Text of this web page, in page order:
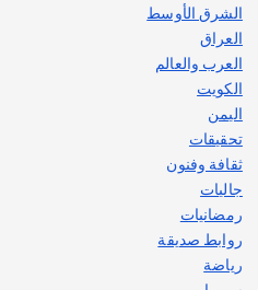
الشرق الأوسط
العراق
العرب والعالم
الكويت
اليمن
تحقيقات
ثقافة وفنون
جاليات
رمضانيات
روابط صديقة
رياضة